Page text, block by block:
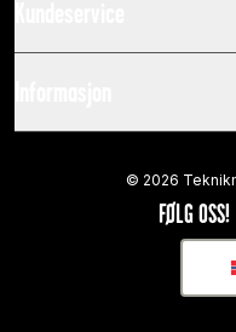
FØLG OSS!
© 2026